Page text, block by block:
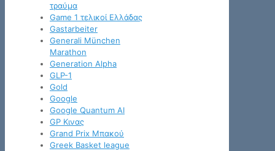
τραύμα
Game 1 τελικοί Ελλάδας
Gastarbeiter
Generali München
Marathon
Generation Alpha
GLP-1
Gold
Google
Google Quantum AI
GP Κινας
Grand Prix Μπακού
Greek Basket league